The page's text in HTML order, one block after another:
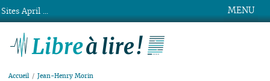
MENU
Accueil Jean-Henry Morin
Sites April ...